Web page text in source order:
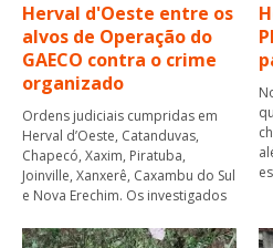
Herval d'Oeste entre os
alvos de Operação do
GAECO contra o crime
organizado
Ordens judiciais cumpridas em
Herval d’Oeste, Catanduvas,
Chapecó, Xaxim, Piratuba,
Joinville, Xanxerê, Caxambu do Sul
e Nova Erechim. Os investigados